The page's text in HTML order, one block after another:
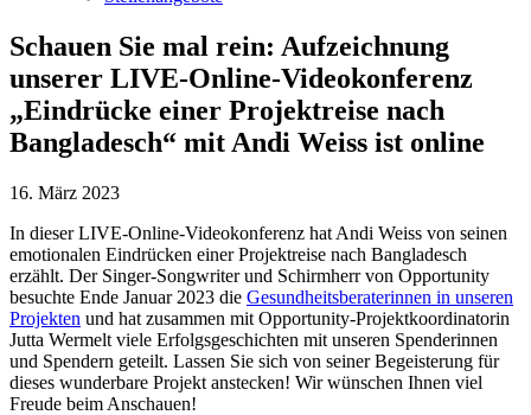
Schauen Sie mal rein: Aufzeichnung
unserer LIVE-Online-Videokonferenz
„Eindrücke einer Projektreise nach
Bangladesch“ mit Andi Weiss ist online
16. März 2023
In dieser LIVE-Online-Videokonferenz hat Andi Weiss von seinen
emotionalen Eindrücken einer Projektreise nach Bangladesch
erzählt. Der Singer-Songwriter und Schirmherr von Opportunity
besuchte Ende Januar 2023 die Gesundheitsberaterinnen in unseren
Projekten und hat zusammen mit Opportunity-Projektkoordinatorin
Jutta Wermelt viele Erfolgsgeschichten mit unseren Spenderinnen
und Spendern geteilt. Lassen Sie sich von seiner Begeisterung für
dieses wunderbare Projekt anstecken! Wir wünschen Ihnen viel
Freude beim Anschauen!